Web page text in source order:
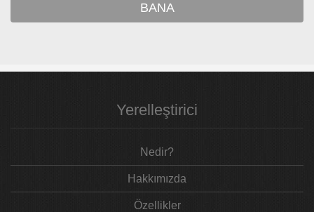
BANA
Yerelleştirici
Nedir?
Hakkımızda
Özellikler